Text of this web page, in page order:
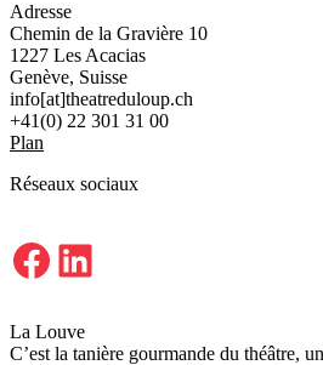
Adresse
Chemin de la Gravière 10
1227 Les Acacias
Genève, Suisse
info[at]theatreduloup.ch
+41(0) 22 301 31 00
Plan
Réseaux sociaux
Facebook LinkedIn
La Louve
C’est la tanière gourmande du théâtre,